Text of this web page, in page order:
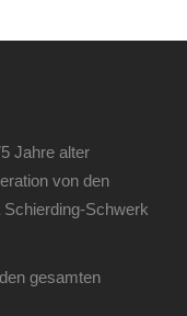
Jahre alter
von den
Schwerk
gesamten